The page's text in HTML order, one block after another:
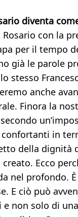
diventa
con la
per il tempo
già le parole
stesso
anche
Finora la
in
della dignità
Ecco
nel profondo.
E ciò può
non solo di